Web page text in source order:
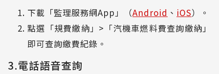
下載「監理服務網App」（Android 、 iOS）。
點選「規費繳納」>「汽機車燃料費查詢繳納」
即可查詢繳費紀錄。
3.電話語音查詢